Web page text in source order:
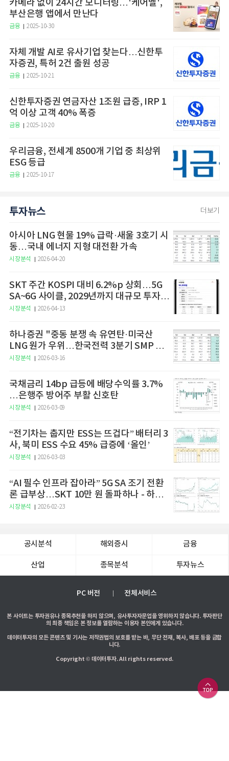
카메라 없이 24시간 모니터링…'케어벨',
부산은행 앱에서 만난다
금융 2025-10-30
자체 개발 AI로 유사기업 찾는다…신한투
자증권, 특허 2건 출원 성공
금융 2025-10-21
신한투자증권 연금자산 1조원 급증, IRP 1
억 이상 고객 40% 폭증
금융 2025-10-20
우리금융, 전세계 8500개 기업 중 최상위
ESG 등급
금융 2025-10-17
투자뉴스 더보기
아시아 LNG 현물 19% 급락·새울 3호기 시
동…국내 에너지 지형 대전환 가속
시장분석 2026-04-20
SKT 주간 KOSPI 대비 6.2%p 상회…5G
SA~6G 사이클, 2029년까지 대규모 투자
예고
시장분석 2026-04-13
하나증권 "중동 분쟁 속 유연탄·미국산
LNG 원가 우위…한국전력 3분기 SMP 상
승 전망"
시장분석 2026-03-16
국채금리 14bp 급등에 배당수익률 3.7%
…은행주 방어주 부활 신호탄
시장분석 2026-03-09
“전기차는 춥지만 ESS는 뜨겁다” 배터리 3
사, 북미 ESS 수요 45% 급증에 ‘올인’
시장분석 2026-03-03
“AI 필수 인프라 잡아라” 5G SA 조기 전환
론 급부상…SKT 10만 원 돌파하나 - 하나
증권
시장분석 2026-02-23
공시분석 해외증시 금융
산업 종목분석 투자뉴스
PC 버전 전체서비스
본 사이트는 투자권유나 종목추천을 하지 않으며, 유사투자자문업을 영위하지 않습니다. 투자판단
의 최종 책임은 본 정보를 열람하는 이용자 본인에게 있습니다.
데이터투자의 모든 콘텐츠 및 기사는 저작권법의 보호를 받는 바, 무단 전재, 복사, 배포 등을 금합
니다.
Copyright © 데이터투자. All rights reserved.